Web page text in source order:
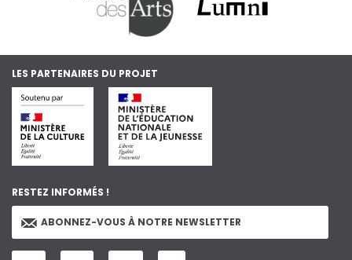
LES PARTENAIRES DU PROJET
RESTEZ INFORMÉS !
ABONNEZ-VOUS À NOTRE NEWSLETTER